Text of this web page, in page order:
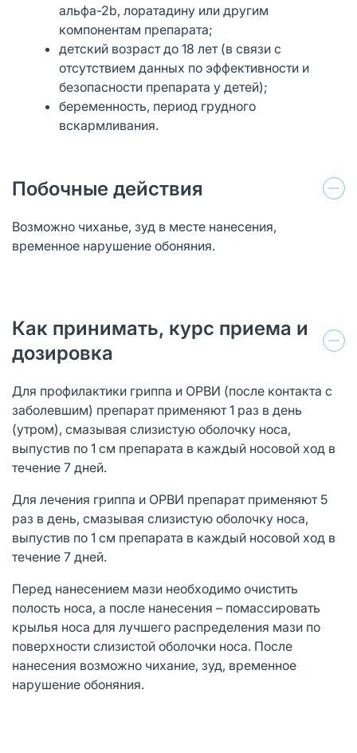
альфа-2b, лоратадину или другим
компонентам препарата;
детский возраст до 18 лет (в связи с
отсутствием данных по эффективности и
безопасности препарата у детей);
беременность, период грудного
вскармливания.
Побочные действия
Возможно чиханье, зуд в месте нанесения,
временное нарушение обоняния.
Как принимать, курс приема и
дозировка
Для профилактики гриппа и ОРВИ (после контакта с
заболевшим) препарат применяют 1 раз в день
(утром), смазывая слизистую оболочку носа,
выпустив по 1 см препарата в каждый носовой ход в
течение 7 дней.
Для лечения гриппа и ОРВИ препарат применяют 5
раз в день, смазывая слизистую оболочку носа,
выпустив по 1 см препарата в каждый носовой ход в
течение 7 дней.
Перед нанесением мази необходимо очистить
полость носа, а после нанесения – помассировать
крылья носа для лучшего распределения мази по
поверхности слизистой оболочки носа. После
нанесения возможно чихание, зуд, временное
нарушение обоняния.